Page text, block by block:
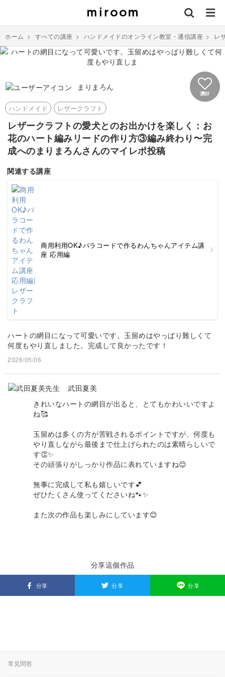
ホーム > すべての講座 > ハンドメイドのオンライン教室・通信講座 > レ
まりまろん
讚好
ハンドメイド レザークラフト
レザークラフトの愛犬とのお出かけを楽しく：お
花のハート編みリードの作り方③編み終わり〜完
成へのまりまろんさんのマイレポ投稿
関連する講座
商用利用OK♪パラコードで作るわんちゃんアイテム講
座 応用編
ハートの網目になって可愛いです。玉留めはやっぱり難しくて
何度もやり直しました。完成して良かったです！
2026/05/06
武田夏美
きれいなハートの網目が出ると、とてもかわいいですよ
ね🥰
玉留めは多くの方が苦戦されるポイントですが、何度も
やり直しながら最後まで仕上げられたのは素晴らしいで
す👏✨
その頑張りがしっかり作品に表れていますね😊
無事に完成して私も嬉しいです💕
ぜひたくさん使ってくださいね🐾✨
また次の作品も楽しみにしています😊
分享這個作品
分享 分享 分享
常見問答